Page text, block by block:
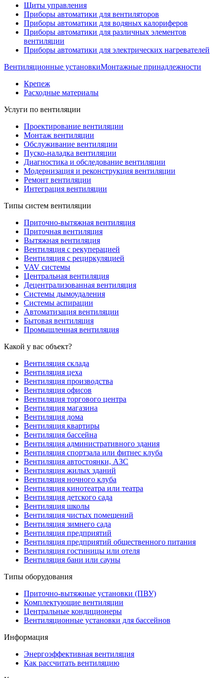
Щиты управления
Приборы автоматики для вентиляторов
Приборы автоматики для водяных калориферов
Приборы автоматики для различных элементов
вентиляции
Приборы автоматики для электрических нагревателей
Вентиляционные установкиМонтажные принадлежности
Крепеж
Расходные материалы
Услуги по вентиляции
Проектирование вентиляции
Монтаж вентиляции
Обслуживание вентиляции
Пуско-наладка вентиляции
Диагностика и обследование вентиляции
Модернизация и реконструкция вентиляции
Ремонт вентиляции
Интеграция вентиляции
Типы систем вентиляции
Приточно-вытяжная вентиляция
Приточная вентиляция
Вытяжная вентиляция
Вентиляция с рекуперацией
Вентиляция с рециркуляцией
VAV системы
Центральная вентиляция
Децентрализованная вентиляция
Системы дымоудаления
Системы аспирации
Автоматизация вентиляции
Бытовая вентиляция
Промышленная вентиляция
Какой у вас объект?
Вентиляция склада
Вентиляция цеха
Вентиляция производства
Вентиляция офисов
Вентиляция торгового центра
Вентиляция магазина
Вентиляция дома
Вентиляция квартиры
Вентиляция бассейна
Вентиляция административного здания
Вентиляция спортзала или фитнес клуба
Вентиляция автостоянки, АЗС
Вентиляция жилых зданий
Вентиляция ночного клуба
Вентиляция кинотеатра или театра
Вентиляция детского сада
Вентиляция школы
Вентиляция чистых помещений
Вентиляция зимнего сада
Вентиляция предприятий
Вентиляция предприятий общественного питания
Вентиляция гостиницы или отеля
Вентиляция бани или сауны
Типы оборудования
Приточно-вытяжные установки (ПВУ)
Комплектующие вентиляции
Центральные кондиционеры
Вентиляционные установки для бассейнов
Информация
Энергоэффективная вентиляция
Как рассчитать вентиляцию